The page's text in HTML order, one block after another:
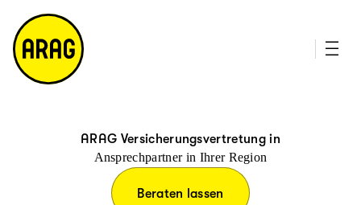
m
a
p
ARAG Versicherungsvertretung in
Ansprechpartner in Ihrer Region
Beraten lassen